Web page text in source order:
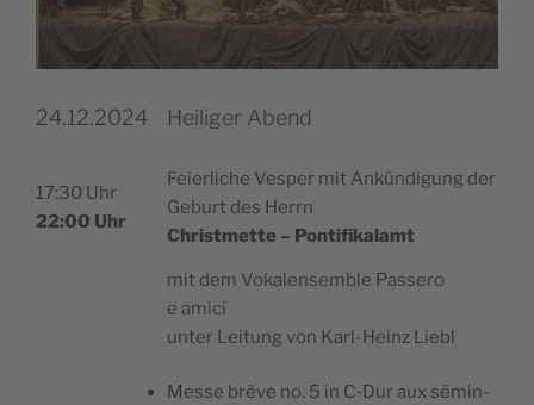
24.12.2024 Heiliger Abend
17:30 Uhr
22:00 Uhr
Fei­er­li­che Ves­per mit Ankün­di­gung der
Geburt des Herrn
Christ­met­te – Pontifikalamt
mit dem Vokal­ensem­ble Pas­se­ro
e amici
unter Lei­tung von Karl-Heinz Liebl
Mes­se brè­ve no. 5 in C‑Dur aux sémi­n­